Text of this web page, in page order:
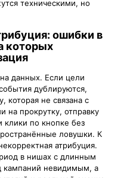
техническими, но
ошибки в
которых
данных. Если цели
дублируются,
которая не связана с
на прокрутку, отправку
по кнопке без
ловушки. К
атрибуция.
в нишах с длинным
кампаний невидимым, а